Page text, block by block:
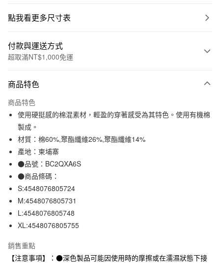
點我看更多尺寸表
付款與運送方式
超取滿NT$1,000免運
信用卡一次付款
信用卡分期付款
3 期 0 利率 每期
合作金庫商業銀行
第一商業銀行
華南商業銀行
上海商業儲蓄銀行
臺灣中小企業銀行
匯豐（台灣）商業銀行
聯邦商業銀行
元大商業銀行
玉山商業銀行
台灣樂天信用卡公司
超商取貨付款
LINE Pay
Apple Pay
街口支付
悠遊付
全家取貨付款
商品特色
商品特色
使用硬挺感的棉混素材，輕盈的穿著感受為其特色。使用有機棉
製成。
材質：棉60%,聚酯纖維26%,聚酯纖維14%
產地：柬埔寨
●品號：BC2QXA6S
●商品條碼：
S:4548076805724
M:4548076805731
L:4548076805748
XL:4548076805755
銷售重點
【注意事項】：●深色製品可能因使用時的摩擦或在濡濕狀態下接